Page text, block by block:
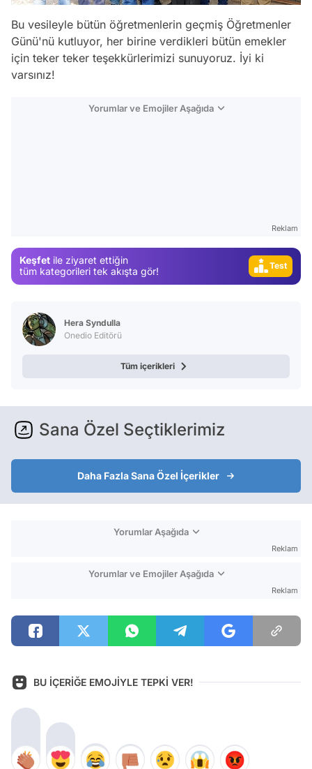
Bu vesileyle bütün öğretmenlerin geçmiş Öğretmenler
Günü'nü kutluyor, her birine verdikleri bütün emekler
için teker teker teşekkürlerimizi sunuyoruz. İyi ki
varsınız!
Yorumlar ve Emojiler Aşağıda
Reklam
Keşfet ile ziyaret ettiğin
tüm kategorileri tek akışta gör!
Test
Hera Syndulla
Onedio Editörü
Tüm içerikleri
Sana Özel Seçtiklerimiz
Daha Fazla Sana Özel İçerikler
Yorumlar Aşağıda
Reklam
Yorumlar ve Emojiler Aşağıda
Reklam
BU İÇERİĞE EMOJİYLE TEPKİ VER!